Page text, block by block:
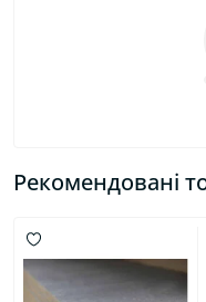
Рекомендовані